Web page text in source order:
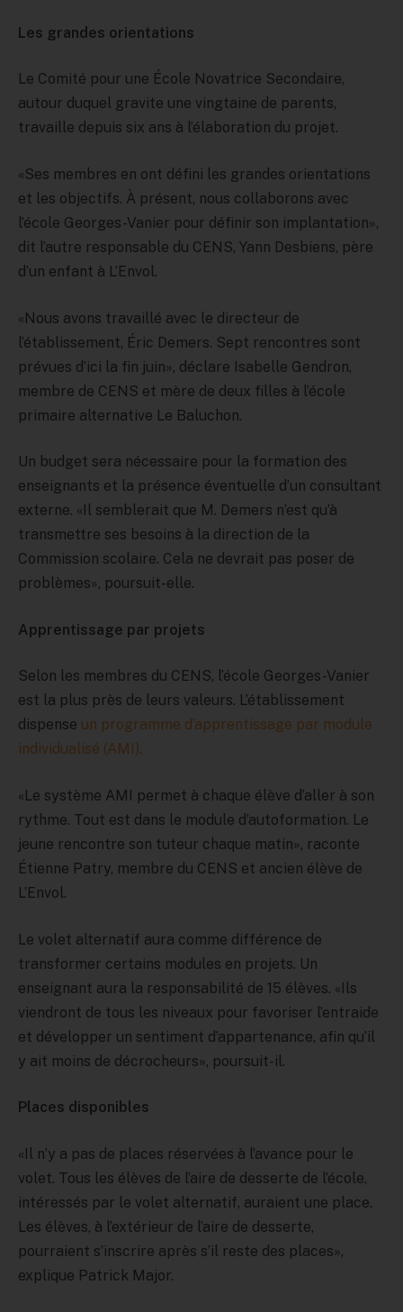
Les grandes orientations
Le Comité pour une École Novatrice Secondaire,
autour duquel gravite une vingtaine de parents,
travaille depuis six ans à l’élaboration du projet.
«Ses membres en ont défini les grandes orientations
et les objectifs. À présent, nous collaborons avec
l’école Georges-Vanier pour définir son implantation»,
dit l’autre responsable du CENS, Yann Desbiens, père
d’un enfant à L’Envol.
«Nous avons travaillé avec le directeur de
l’établissement, Éric Demers. Sept rencontres sont
prévues d’ici la fin juin», déclare Isabelle Gendron,
membre de CENS et mère de deux filles à l’école
primaire alternative Le Baluchon.
Un budget sera nécessaire pour la formation des
enseignants et la présence éventuelle d’un consultant
externe. «Il semblerait que M. Demers n’est qu’à
transmettre ses besoins à la direction de la
Commission scolaire. Cela ne devrait pas poser de
problèmes», poursuit-elle.
Apprentissage par projets
Selon les membres du CENS, l’école Georges-Vanier
est la plus près de leurs valeurs. L’établissement
dispense un programme d’apprentissage par module
individualisé (AMI).
«Le système AMI permet à chaque élève d’aller à son
rythme. Tout est dans le module d’autoformation. Le
jeune rencontre son tuteur chaque matin», raconte
Étienne Patry, membre du CENS et ancien élève de
L’Envol.
Le volet alternatif aura comme différence de
transformer certains modules en projets. Un
enseignant aura la responsabilité de 15 élèves. «Ils
viendront de tous les niveaux pour favoriser l’entraide
et développer un sentiment d’appartenance, afin qu’il
y ait moins de décrocheurs», poursuit-il.
Places disponibles
«Il n’y a pas de places réservées à l’avance pour le
volet. Tous les élèves de l’aire de desserte de l’école,
intéressés par le volet alternatif, auraient une place.
Les élèves, à l’extérieur de l’aire de desserte,
pourraient s’inscrire après s’il reste des places»,
explique Patrick Major.